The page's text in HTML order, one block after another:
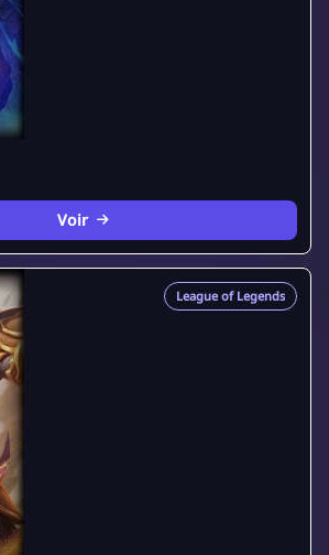
Voir
League of Legends